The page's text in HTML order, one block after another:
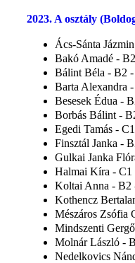
2023. A osztály
Ács-Sánta
Bakó Amadé -
Bálint Béla - B2 -
Barta Alexandra
Besesek Édua -
Borbás Bálint -
Egedi Tamás -
Finsztál Janka -
Gulkai Janka
Halmai Kíra - C1
Koltai Anna - B2
Kothencz
Mészáros Zsófia
Mindszenti
Molnár László -
Nedelkovics